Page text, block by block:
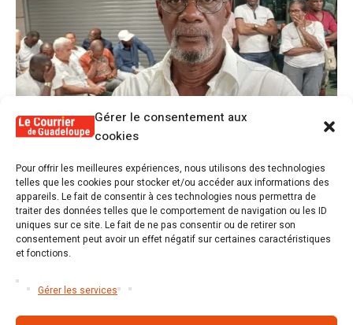
Gérer le consentement aux
cookies
Pour offrir les meilleures expériences, nous utilisons des technologies
telles que les cookies pour stocker et/ou accéder aux informations des
appareils. Le fait de consentir à ces technologies nous permettra de
traiter des données telles que le comportement de navigation ou les ID
uniques sur ce site. Le fait de ne pas consentir ou de retirer son
consentement peut avoir un effet négatif sur certaines caractéristiques
et fonctions.
Gérer les services
1 Alex Lollia : « Cédric Cornet développait
une forme de populisme qui aurait pu se
transformer en macoutisme »
2